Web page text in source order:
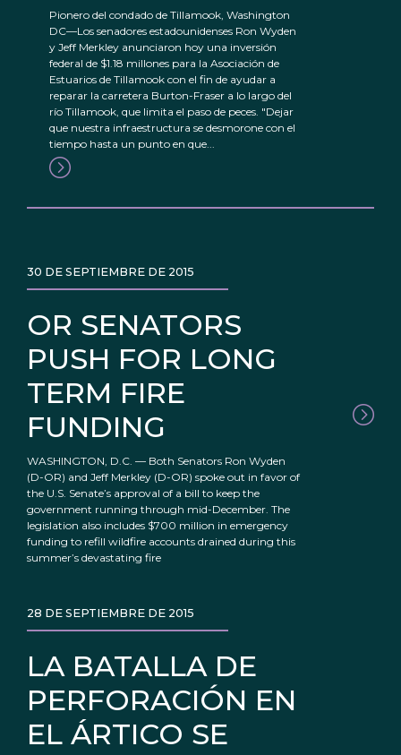
Pionero del condado de Tillamook, Washington
DC—Los senadores estadounidenses Ron Wyden
y Jeff Merkley anunciaron hoy una inversión
federal de $1.18 millones para la Asociación de
Estuarios de Tillamook con el fin de ayudar a
reparar la carretera Burton-Fraser a lo largo del
río Tillamook, que limita el paso de peces. "Dejar
que nuestra infraestructura se desmorone con el
tiempo hasta un punto en que...
OR SENATORS
PUSH FOR LONG
TERM FIRE
FUNDING
30 DE SEPTIEMBRE DE 2015
WASHINGTON, D.C. — Both Senators Ron Wyden
(D-OR) and Jeff Merkley (D-OR) spoke out in favor of
the U.S. Senate’s approval of a bill to keep the
government running through mid-December. The
legislation also includes $700 million in emergency
funding to refill wildfire accounts drained during this
summer’s devastating fire
LA BATALLA DE
PERFORACIÓN EN
EL ÁRTICO SE
28 DE SEPTIEMBRE DE 2015